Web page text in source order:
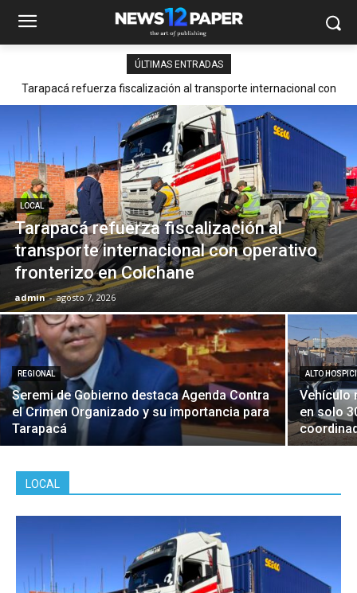
ÚLTIMAS ENTRADAS
Tarapacá refuerza fiscalización al transporte internacional con
LOCAL
Tarapacá refuerza fiscalización al
transporte internacional con operativo
fronterizo en Colchane
admin - agosto 7, 2026
REGIONAL
Seremi de Gobierno destaca Agenda Contra
el Crimen Organizado y su importancia para
Tarapacá
ALTO
Vehículo
en solo
LOCAL